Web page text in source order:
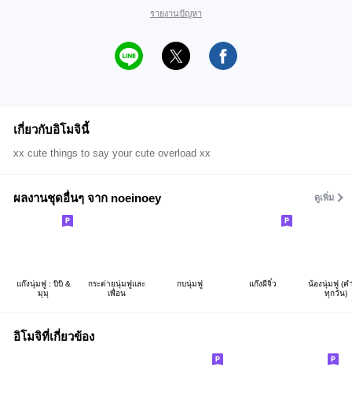
รายงานปัญหา
เกี่ยวกับอิโมจินี้
xx cute things to say your cute overload xx
ผลงานชุดอื่นๆ จาก noeinoey ดูเพิ่ม
แก๊งนุ่มฟู : บิบิ &
มุมุ
กระต่ายนุ่มฟูและ
เพื่อน
กบนุ่มฟู แก๊งผีจิ๋ว
น้องนุ่มฟู (ค
ทุกวัน)
อิโมจิที่เกี่ยวข้อง